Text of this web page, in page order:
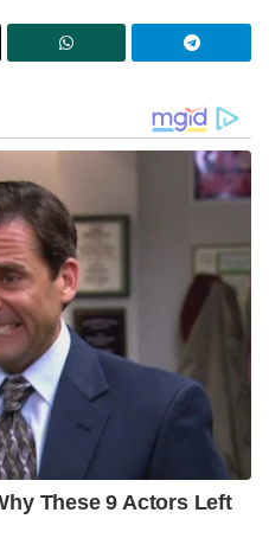
കേന്ദ്രം!’: സെപ്റ്റോയ്ക്കും
വൻ പിഴ!
70 കിലോമീറ്റർ
സിഖ്
അങ്ങേയറ്റം
ഇന്ത്യൻ
കൃത്യമായ
വാൻഡലിസം അഥവാ
ഇന്ത്യ ശക്തമായ
വിവാദമായതോടെ
രീതിയിലുള്ള
കൃത്യമായ